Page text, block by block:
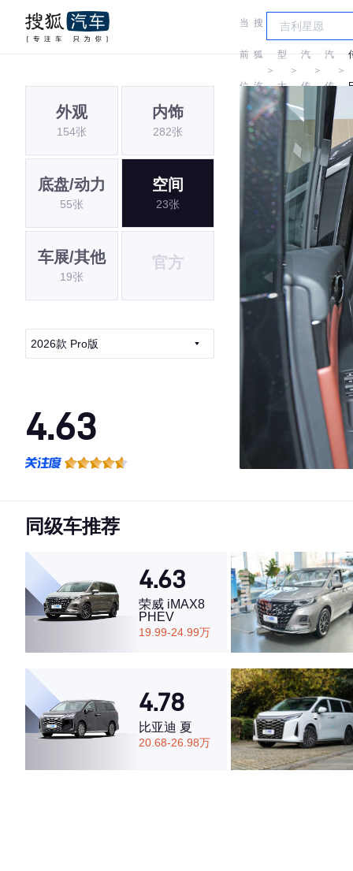
当
前
位
置:
搜
狐
汽
车
＞
车
型
大
全
＞
广
汽
传
祺
＞
汽
传
祺
＞
外观
154张
内饰
282张
底盘/动力
55张
空间
23张
车展/其他
19张
官方
2026款 Pro版
4.63
·空间表现一般，低于68%同级车
同级车推荐
4.63
荣威 iMAX8
PHEV
19.99-24.99万
4.78
比亚迪 夏
20.68-26.98万